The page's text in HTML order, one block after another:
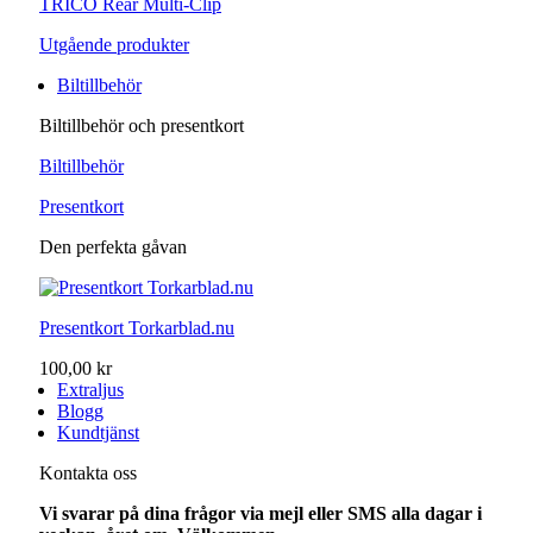
TRICO Rear Multi-Clip
Utgående produkter
Biltillbehör
Biltillbehör och presentkort
Biltillbehör
Presentkort
Den perfekta gåvan
Presentkort Torkarblad.nu
100,00 kr
Extraljus
Blogg
Kundtjänst
Kontakta oss
Vi svarar på dina frågor via mejl eller SMS alla dagar i